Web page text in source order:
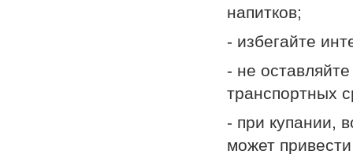
напитков;
- избегайте
- не
транспортных
- при купании,
может